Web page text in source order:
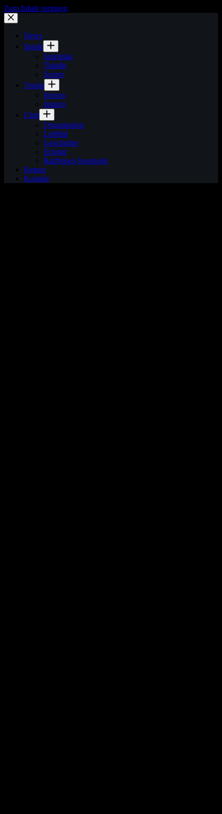
Zum Inhalt springen
News
Spiele
Spielplan
Tabelle
Scorer
Teams
Herren
Juniors
Club
Organisation
Leitbild
Geschichte
Erfolge
Raiffeisen Sportpark
Partner
Kontakt